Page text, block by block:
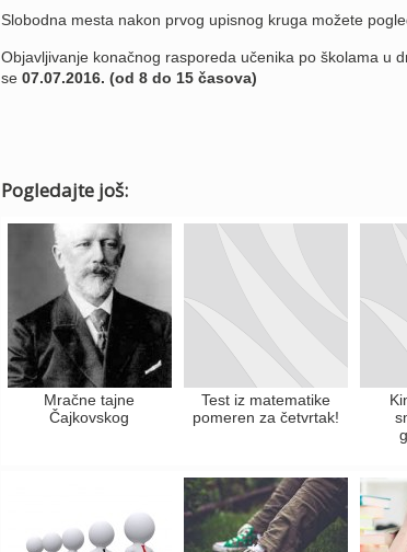
Slobodna mesta nakon prvog upisnog kruga možete
Objavljivanje konačnog rasporeda učenika po školama u
se 07.07.2016. (od 8 do 15 časova)
Pogledajte još:
Mračne tajne
Čajkovskog
Test iz matematike
pomeren za četvrtak!